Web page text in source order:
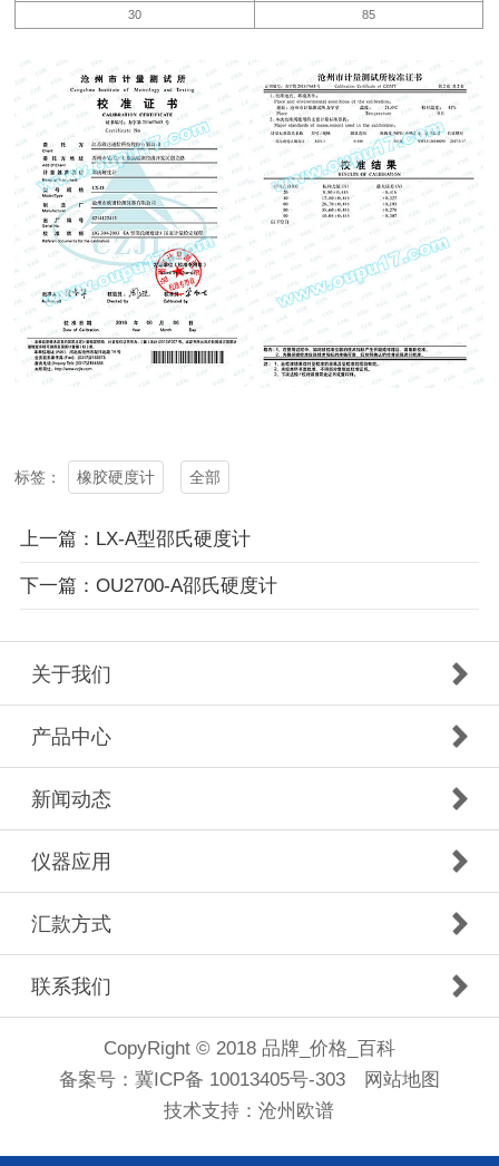
30
85
标签： 橡胶硬度计 全部
上一篇：LX-A型邵氏硬度计
下一篇：OU2700-A邵氏硬度计
关于我们
产品中心
新闻动态
仪器应用
汇款方式
联系我们
CopyRight © 2018 品牌_价格_百科
备案号： 冀ICP备 10013405号-303
网站地图
技术支持：沧州欧谱